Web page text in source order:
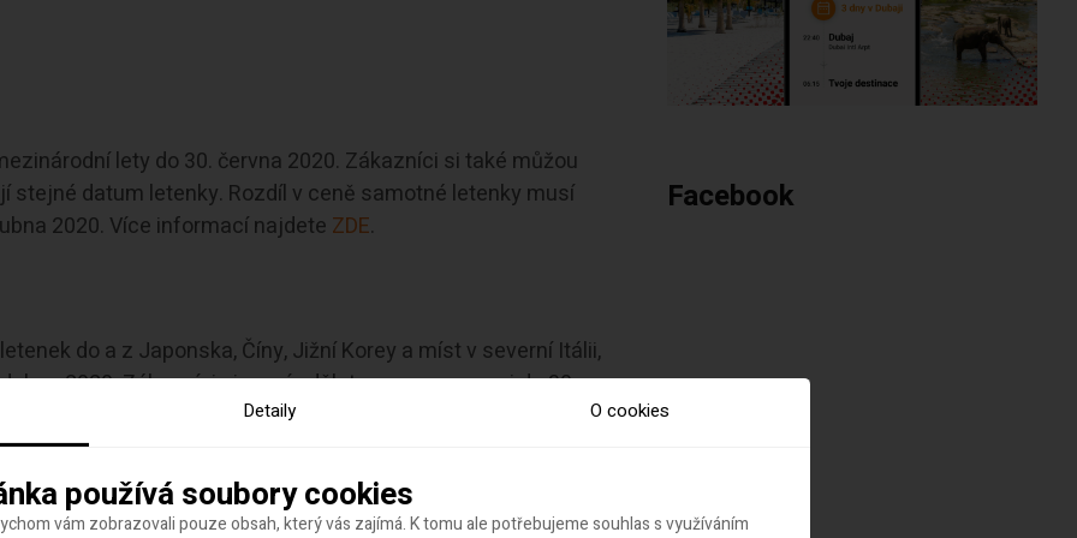
lety do 30. června 2020. Zákazníci si také můžou
datum letenky. Rozdíl v ceně samotné letenky musí
2020. Více informací najdete ZDE.
do a z Japonska, Číny, Jižní Korey a míst v severní Itálii,
2020. Zákazníci si musí udělat novou rezervaci do 30.
Facebook
Detaily O cookies
používá soubory cookies
vám zobrazovali pouze obsah, který vás zajímá. K tomu ale potřebujeme souhlas s využíváním